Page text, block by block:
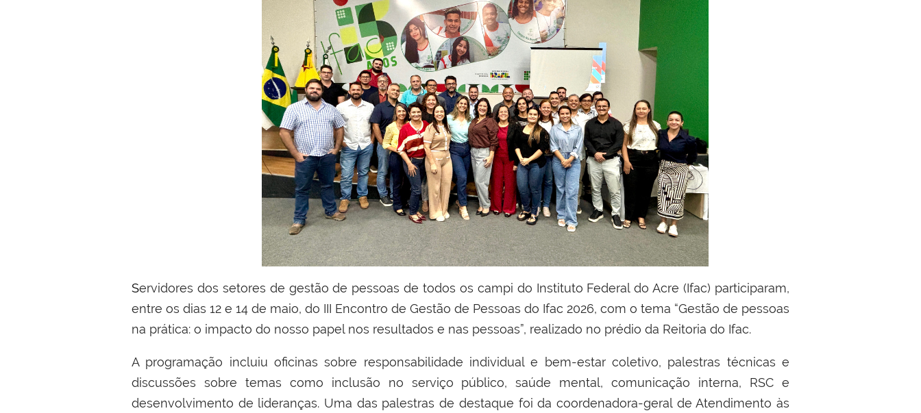
Servidores dos setores de gestão de pessoas de todos os campi do Instituto Federal do Acre (Ifac) participaram,
entre os dias 12 e 14 de maio, do III Encontro de Gestão de Pessoas do Ifac 2026, com o tema “Gestão de pessoas
na prática: o impacto do nosso papel nos resultados e nas pessoas”, realizado no prédio da Reitoria do Ifac.
A programação incluiu oficinas sobre responsabilidade individual e bem-estar coletivo, palestras técnicas e
discussões sobre temas como inclusão no serviço público, saúde mental, comunicação interna, RSC e
desenvolvimento de lideranças. Uma das palestras de destaque foi da coordenadora-geral de Atendimento às